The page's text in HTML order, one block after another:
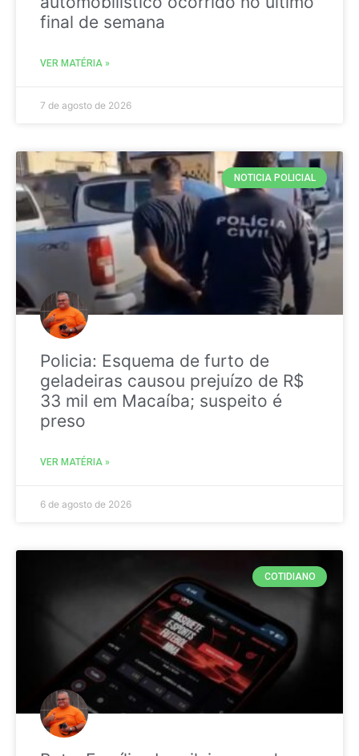
final de semana
VER MATÉRIA »
7 de agosto de 2026
NOTICIA POLICIAL
Policia: Esquema de furto de
geladeiras causou prejuízo de R$
33 mil em Macaíba; suspeito é
preso
VER MATÉRIA »
6 de agosto de 2026
COTIDIANO